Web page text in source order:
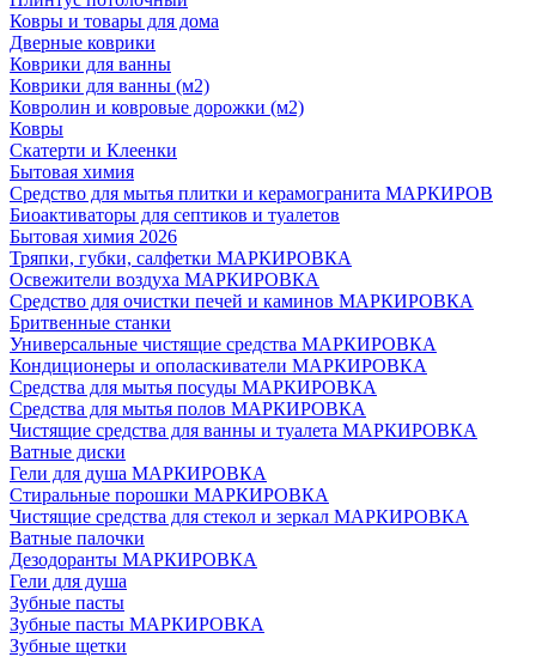
Ковры и товары для дома
Дверные коврики
Коврики для ванны
Коврики для ванны (м2)
Ковролин и ковровые дорожки (м2)
Ковры
Скатерти и Клеенки
Бытовая химия
Средство для мытья плитки и керамогранита МАРКИРОВ
Биоактиваторы для септиков и туалетов
Бытовая химия 2026
Тряпки, губки, салфетки МАРКИРОВКА
Освежители воздуха МАРКИРОВКА
Средство для очистки печей и каминов МАРКИРОВКА
Бритвенные станки
Универсальные чистящие средства МАРКИРОВКА
Кондиционеры и ополаскиватели МАРКИРОВКА
Средства для мытья посуды МАРКИРОВКА
Средства для мытья полов МАРКИРОВКА
Чистящие средства для ванны и туалета МАРКИРОВКА
Ватные диски
Гели для душа МАРКИРОВКА
Стиральные порошки МАРКИРОВКА
Чистящие средства для стекол и зеркал МАРКИРОВКА
Ватные палочки
Дезодоранты МАРКИРОВКА
Гели для душа
Зубные пасты
Зубные пасты МАРКИРОВКА
Зубные щетки